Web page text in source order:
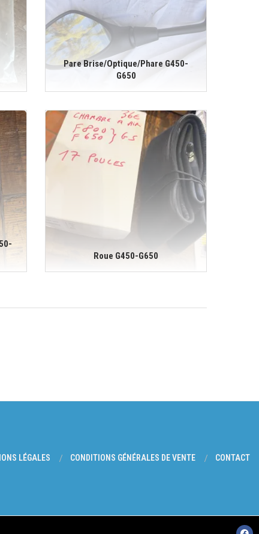
Pare Brise/Optique/Phare G450-
G650
Roue G450-G650
LÉGALES CONDITIONS GÉNÉRALES DE VENTE CONTACT